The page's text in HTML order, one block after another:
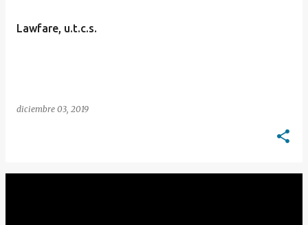
Lawfare, u.t.c.s.
diciembre 03, 2019